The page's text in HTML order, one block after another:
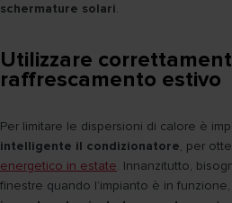
schermature solari.
Utilizzare
raffrescamento estivo
Per limitare le dispersioni di calore è
intelligente il condizionatore, per
energetico in estate. Innanzitutto,
finestre quando l’impianto è in